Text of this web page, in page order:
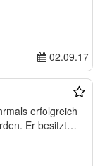
02.09.17
erfolgreich
gedeckt. Besondere Erfahrungen hat er mit Katzen, die zum ersten Mal gedeckt werden. Er besitzt…